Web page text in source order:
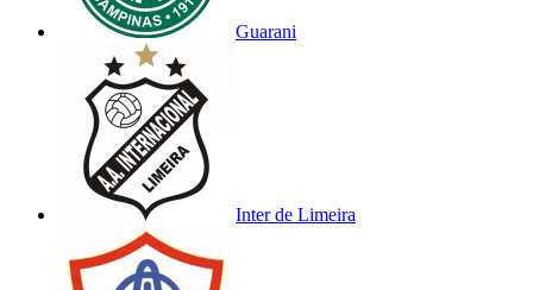
Guarani
Inter de Limeira